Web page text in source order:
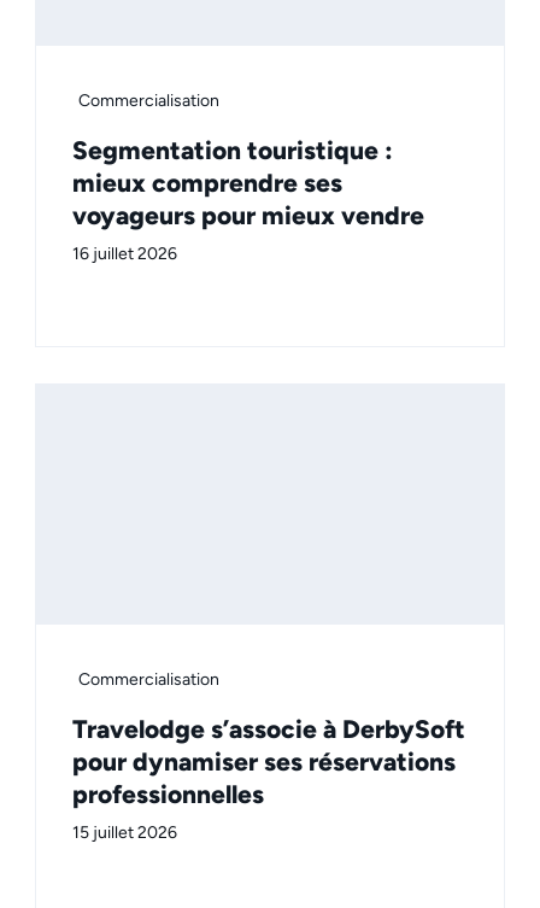
Commercialisation
Segmentation touristique :
mieux comprendre ses
voyageurs pour mieux vendre
16 juillet 2026
Commercialisation
Travelodge s’associe à DerbySoft
pour dynamiser ses réservations
professionnelles
15 juillet 2026